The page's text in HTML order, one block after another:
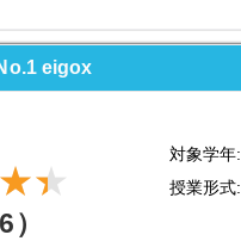
eigox
対象学年:
授業形式: